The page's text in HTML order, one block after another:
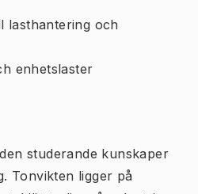
lasthantering och
enhetslaster
studerande kunskaper
Tonvikten ligger på